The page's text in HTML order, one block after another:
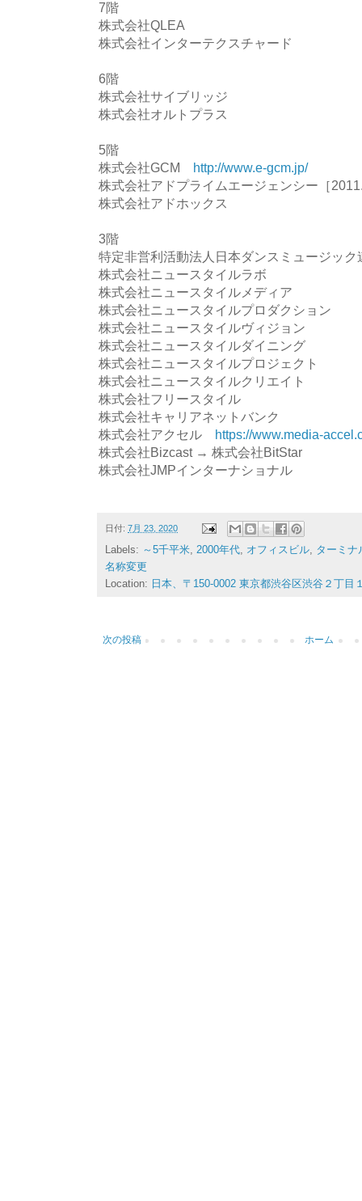
7階
株式会社QLEA
株式会社インターテクスチャード
6階
株式会社サイブリッジ
株式会社オルトプラス
5階
株式会社GCM http://www.e-gcm.jp/
株式会社アドプライムエージェンシー［
株式会社アドホックス
3階
特定非営利活動法人日本ダンスミュージッ
株式会社ニュースタイルラボ
株式会社ニュースタイルメディア
株式会社ニュースタイルプロダクション
株式会社ニュースタイルヴィジョン
株式会社ニュースタイルダイニング
株式会社ニュースタイルプロジェクト
株式会社ニュースタイルクリエイト
株式会社フリースタイル
株式会社キャリアネットバンク
株式会社アクセル https://www.media-
株式会社Bizcast → 株式会社BitStar
株式会社JMPインターナショナル
日付: 7月 23, 2020
Labels: ～5千平米, 2000年代, オフィスビル, ターミナ
名称変更
Location: 日本、〒150-0002 東京都渋谷区渋谷２丁目
次の投稿 ホーム